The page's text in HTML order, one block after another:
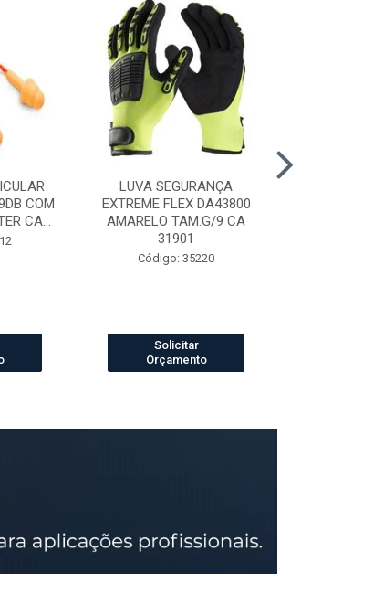
COM
CA...
LUVA SEGURANÇA
EXTREME FLEX DA43800
AMARELO TAM.G/9 CA
31901
Código: 35220
Solicitar
Orçamento